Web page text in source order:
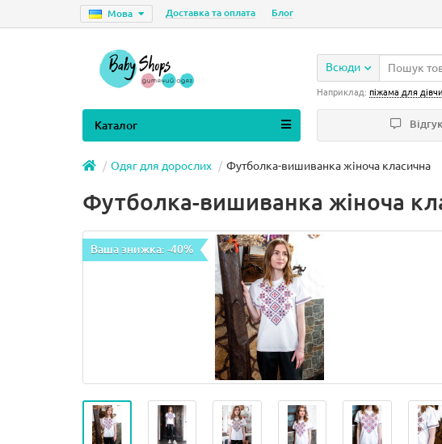
Мова Доставка та оплата Блог
Всюди
Наприклад: піжама для
Каталог
Одяг для дорослих Футболка-вишиванка жіноча класична
Футболка-вишиванка жіноча
Ваша знижка: -40%